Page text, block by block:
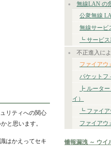
リティへの関心
と思います。
はかえってセキ
無線LAN の
公衆無線
無線サービ
┗ サービ
不正進入に
ファイアウ
パケットフ
┣ ルータ
イ）
┗ ファイア
ファイアウ
情報漏洩 ～ ウイ